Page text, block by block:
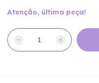
Atenção, última peça!